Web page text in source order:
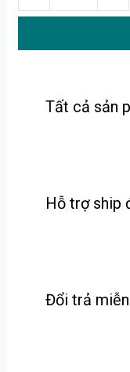
Hỗ trợ ship
Đổi trả
Tất cả sản